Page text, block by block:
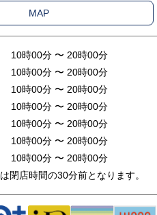
MAP
10時00分 〜 20時00分
10時00分 〜 20時00分
10時00分 〜 20時00分
10時00分 〜 20時00分
10時00分 〜 20時00分
10時00分 〜 20時00分
10時00分 〜 20時00分
閉店時間の30分前となります。